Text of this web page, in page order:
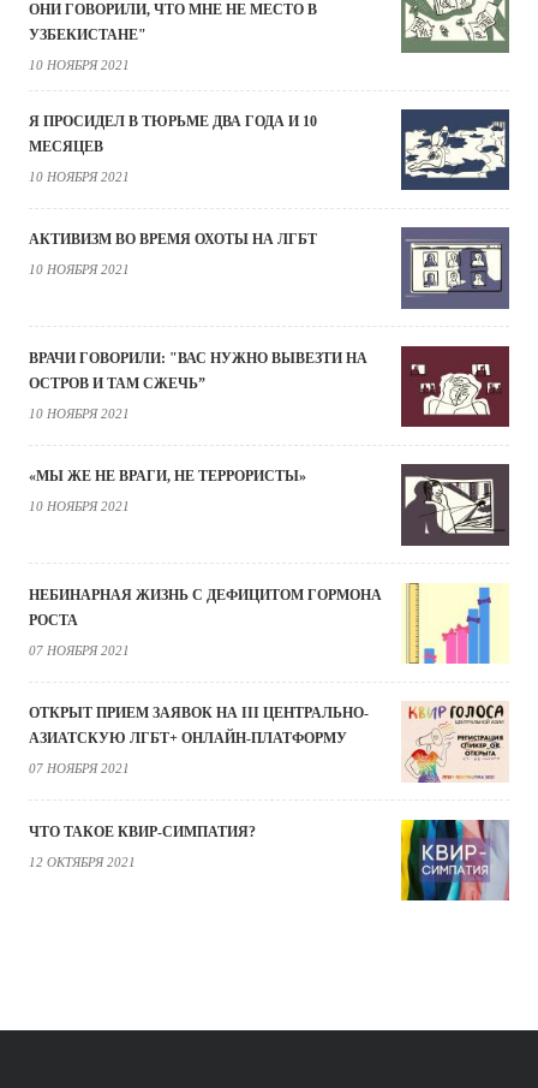
ОНИ ГОВОРИЛИ, ЧТО МНЕ НЕ МЕСТО В
УЗБЕКИСТАНЕ"
10 НОЯБРЯ 2021
Я ПРОСИДЕЛ В ТЮРЬМЕ ДВА ГОДА И 10
МЕСЯЦЕВ
10 НОЯБРЯ 2021
АКТИВИЗМ ВО ВРЕМЯ ОХОТЫ НА ЛГБТ
10 НОЯБРЯ 2021
ВРАЧИ ГОВОРИЛИ: "ВАС НУЖНО ВЫВЕЗТИ НА
ОСТРОВ И ТАМ СЖЕЧЬ”
10 НОЯБРЯ 2021
«МЫ ЖЕ НЕ ВРАГИ, НЕ ТЕРРОРИСТЫ»
10 НОЯБРЯ 2021
НЕБИНАРНАЯ ЖИЗНЬ С ДЕФИЦИТОМ ГОРМОНА
РОСТА
07 НОЯБРЯ 2021
ОТКРЫТ ПРИЕМ ЗАЯВОК НА III ЦЕНТРАЛЬНО-
АЗИАТСКУЮ ЛГБТ+ ОНЛАЙН-ПЛАТФОРМУ
07 НОЯБРЯ 2021
ЧТО ТАКОЕ КВИР-СИМПАТИЯ?
12 ОКТЯБРЯ 2021